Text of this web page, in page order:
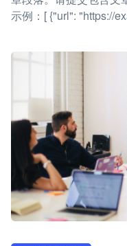
示例：[ {"url": "https://